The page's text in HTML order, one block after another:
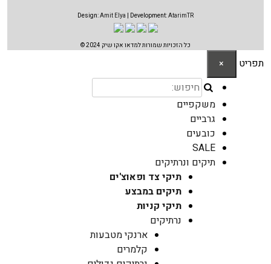
Design:Amit Elya | Development:AtarimTR
כל הזכויות שמורות למדאו אקו שיק 2024 ©
תפריט ×
משקפיים
גרביים
כובעים
SALE
תיקים ונרתיקים
תיקי צד ופאוצ'ים
תיקים במבצע
תיקי קניות
נרתיקים
ארנקי מטבעות
קלמרים